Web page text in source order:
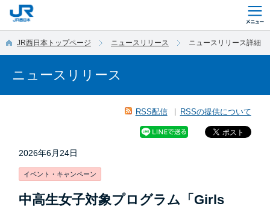
JR西日本トップページ ニュースリリース ニュースリリース詳細
ニュースリリース
RSS配信 RSSの提供について
2026年6月24日
イベント・キャンペーン
中高生女子対象プログラム「Girls